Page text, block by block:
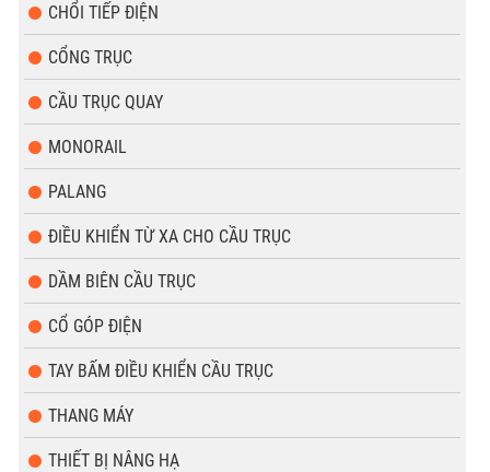
CHỔI TIẾP ĐIỆN
CỔNG TRỤC
CẦU TRỤC QUAY
MONORAIL
PALANG
ĐIỀU KHIỂN TỪ XA CHO CẦU TRỤC
DẦM BIÊN CẦU TRỤC
CỔ GÓP ĐIỆN
TAY BẤM ĐIỀU KHIỂN CẦU TRỤC
THANG MÁY
THIẾT BỊ NÂNG HẠ